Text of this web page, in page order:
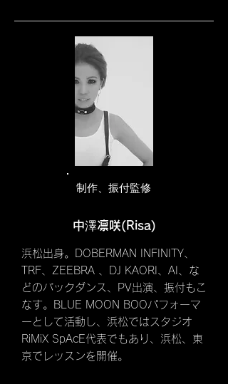
​制作、振付監修
中澤凛咲(Risa)
浜松出身。DOBERMAN INFINITY、
TRF、ZEEBRA 、DJ KAORI、AI、な
どのバックダンス、PV出演、振付もこ
なす。BLUE MOON BOOパフォーマ
ーとして活動し、浜松ではスタジオ
RiMiX SpAcE代表でもあり、浜松、東
京でレッスンを開催。